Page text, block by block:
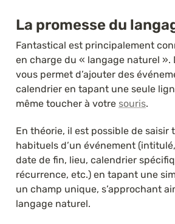
La promesse du
Fantastical est principalement
en charge du « langage naturel ».
vous permet d’ajouter des
calendrier en tapant une seule
même toucher à votre souris.
En théorie, il est possible de saisir
habituels d’un événement
date de fin, lieu, calendrier
récurrence, etc.) en tapant une
un champ unique, s’approchant
langage naturel.